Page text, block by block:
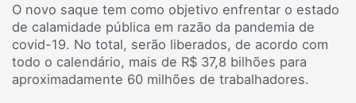
O novo saque tem como objetivo enfrentar o estado
de calamidade pública em razão da pandemia de
covid-19. No total, serão liberados, de acordo com
todo o calendário, mais de R$ 37,8 bilhões para
aproximadamente 60 milhões de trabalhadores.